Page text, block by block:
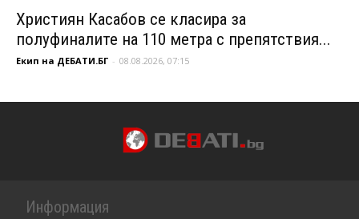
Християн Касабов се класира за
полуфиналите на 110 метра с препятствия...
Екип на ДЕБАТИ.БГ - 08.08.2026, 07:15
Информация